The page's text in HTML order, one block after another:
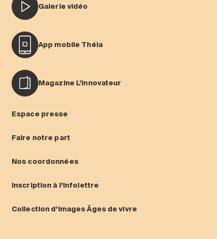
Galerie vidéo
App mobile Théia
Magazine L’Innovateur
Espace presse
Faire notre part
Nos coordonnées
Inscription à l’infolettre
Collection d’images Âges de vivre